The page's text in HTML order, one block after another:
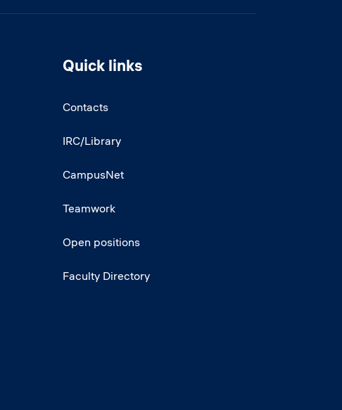
Quick links
Contacts
IRC/Library
CampusNet
Teamwork
Open positions
Faculty Directory